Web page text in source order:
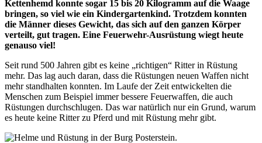
Kettenhemd konnte sogar 15 bis 20 Kilogramm auf die Waage
bringen, so viel wie ein Kindergartenkind. Trotzdem konnten
die Männer dieses Gewicht, das sich auf den ganzen Körper
verteilt, gut tragen. Eine Feuerwehr-Ausrüstung wiegt heute
genauso viel!
Seit rund 500 Jahren gibt es keine „richtigen“ Ritter in Rüstung
mehr. Das lag auch daran, dass die Rüstungen neuen Waffen nicht
mehr standhalten konnten. Im Laufe der Zeit entwickelten die
Menschen zum Beispiel immer bessere Feuerwaffen, die auch
Rüstungen durchschlugen. Das war natürlich nur ein Grund, warum
es heute keine Ritter zu Pferd und mit Rüstung mehr gibt.